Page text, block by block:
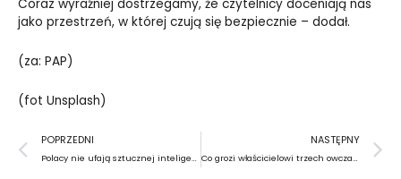
Coraz wyraźniej dostrzegamy, że czytelnicy doceniają nas
jako przestrzeń, w której czują się bezpiecznie – dodał.
(za: PAP)
(fot Unsplash)
Prev
POPRZEDNI
Polacy nie ufają sztucznej inteligencji
NASTĘPNY
Co grozi właścicielowi trzech owczarków?